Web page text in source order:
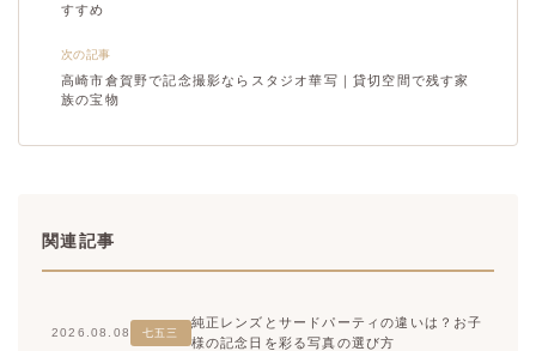
すすめ
次の記事
高崎市倉賀野で記念撮影ならスタジオ華写｜貸切空間で残す家
族の宝物
関連記事
2026.08.08 七五三
純正レンズとサードパーティの違いは？お子
様の記念日を彩る写真の選び方